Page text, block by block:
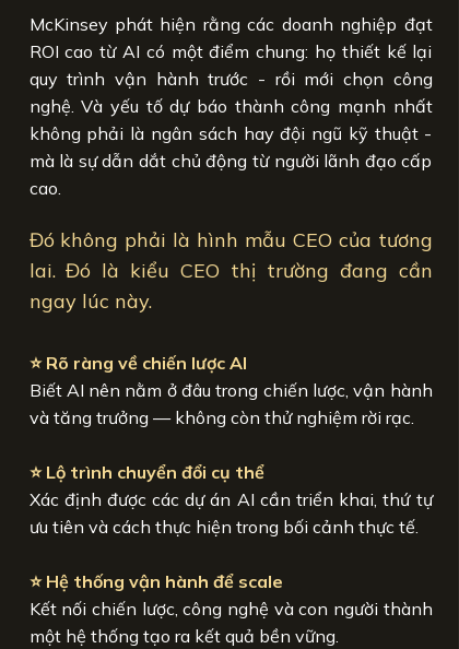
McKinsey phát hiện rằng các doanh nghiệp đạt
ROI cao từ AI có một điểm chung: họ thiết kế lại
quy trình vận hành trước - rồi mới chọn công
nghệ. Và yếu tố dự báo thành công mạnh nhất
không phải là ngân sách hay đội ngũ kỹ thuật -
mà là sự dẫn dắt chủ động từ người lãnh đạo cấp
cao.
Đó không phải là hình mẫu CEO của tương
lai. Đó là kiểu CEO thị trường đang cần
ngay lúc này.
⭐ Rõ ràng về chiến lược AI
Biết AI nên nằm ở đâu trong chiến lược, vận hành
và tăng trưởng — không còn thử nghiệm rời rạc.
⭐ Lộ trình chuyển đổi cụ thể
Xác định được các dự án AI cần triển khai, thứ tự
ưu tiên và cách thực hiện trong bối cảnh thực tế.
⭐ Hệ thống vận hành để scale
Kết nối chiến lược, công nghệ và con người thành
một hệ thống tạo ra kết quả bền vững.